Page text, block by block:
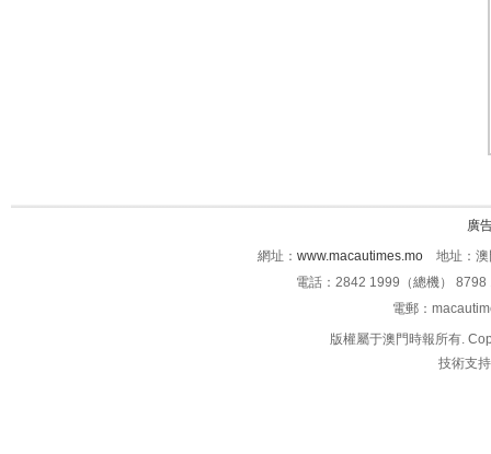
廣
網址： www.macautimes.mo 地址：澳
電話：2842 1999（總機）
電郵：
版權屬于澳門時報所有.
技術支